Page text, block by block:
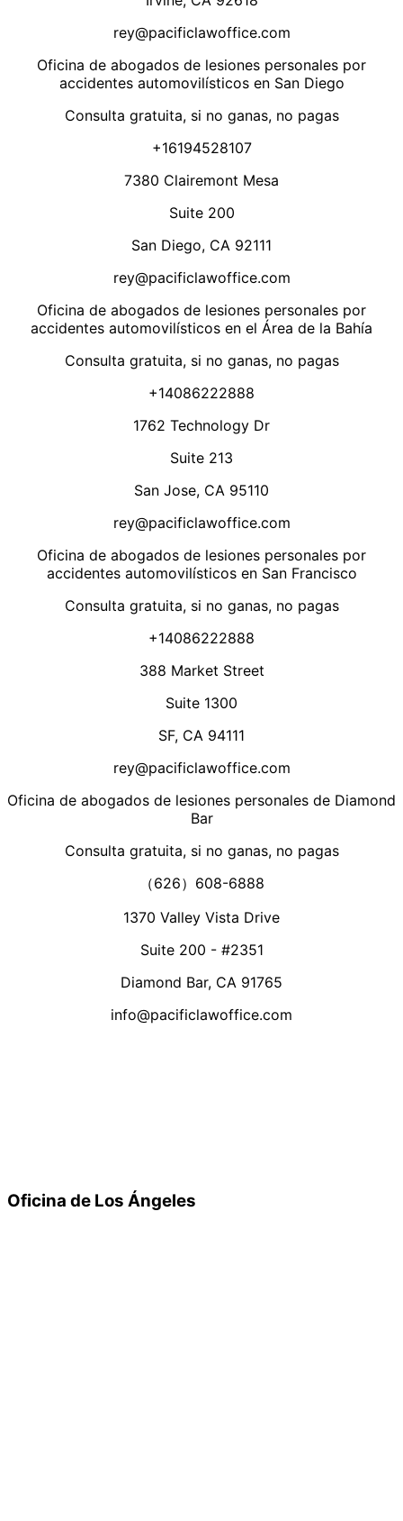
rey@pacificlawoffice.com
Oficina de abogados de lesiones personales por
accidentes automovilísticos en San Diego
Consulta gratuita, si no ganas, no pagas
+16194528107
7380 Clairemont Mesa
Suite 200
San Diego, CA 92111
rey@pacificlawoffice.com
Oficina de abogados de lesiones personales por
accidentes automovilísticos en el Área de la Bahía
Consulta gratuita, si no ganas, no pagas
+14086222888
1762 Technology Dr
Suite 213
San Jose, CA 95110
rey@pacificlawoffice.com
Oficina de abogados de lesiones personales por
accidentes automovilísticos en San Francisco
Consulta gratuita, si no ganas, no pagas
+14086222888
388 Market Street
Suite 1300
SF, CA 94111
rey@pacificlawoffice.com
Oficina de abogados de lesiones personales de Diamond
Bar
Consulta gratuita, si no ganas, no pagas
（626）608-6888
1370 Valley Vista Drive
Suite 200 - #2351
Diamond Bar, CA 91765
info@pacificlawoffice.com
Oficina de Los Ángeles